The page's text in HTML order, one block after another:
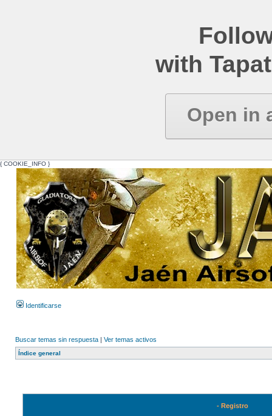
with
Open in
{ COOKIE_INFO }
Identificarse
Buscar temas sin respuesta | Ver temas activos
Índice general
- Registro